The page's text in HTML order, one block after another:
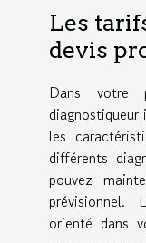
Les
devis
Dans
les
différents
pouvez
orienté dans